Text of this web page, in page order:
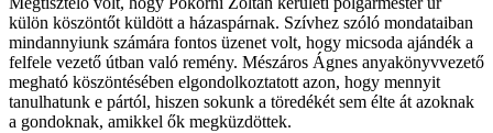
külön köszöntőt küldött a házaspárnak. Szívhez szóló mondataiban
mindannyiunk számára fontos üzenet volt, hogy micsoda ajándék a
felfele vezető útban való remény. Mészáros Ágnes anyakönyvvezető
megható köszöntésében elgondolkoztatott azon, hogy mennyit
tanulhatunk e pártól, hiszen sokunk a töredékét sem élte át azoknak
a gondoknak, amikkel ők megküzdöttek.